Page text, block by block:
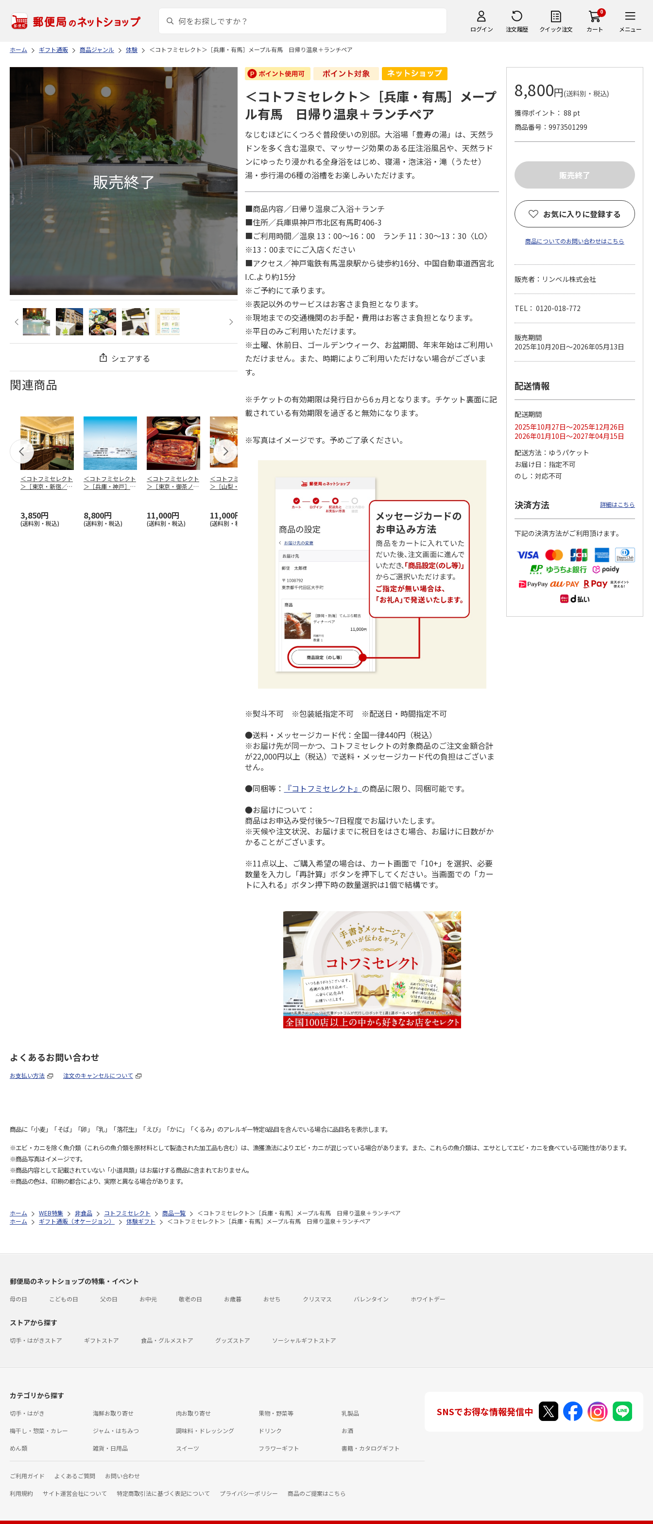
ログイン 注文履歴 クイック注文
0
カート メニュー
ホーム ギフト通販 商品ジャンル 体験 ＜コトフミセレクト＞［兵庫・有馬］メープル有馬 日帰り温泉＋ランチペア
シェアする
関連商品
＜コトフミセレクト
＞［東京・新宿／愛
3,850円
(送料別・税込)
＜コトフミセレクト
＞［兵庫・神戸］Ｔ
8,800円
(送料別・税込)
＜コトフミセレクト
＞［東京・御茶ノ
11,000円
(送料別・税込)
＜コトフミセレクト
＞［山梨・甲府］サ
11,000円
(送料別・税込)
＞［宮城・塩竃］亀
＜コトフミセレクト
＞［三重・鳥羽］鳥
宿泊
110,000円
梅田…
3,300円
(送料別・税込)
ナー
＜コトフミセレクト
ＯＬ…
タ…
＜コトフミセレクト＞［兵庫・有馬］メープ
ル有馬 日帰り温泉＋ランチペア
なじむほどにくつろぐ普段使いの別邸。大浴場「豊寿の湯」は、天然ラ
ドンを多く含む温泉で、マッサージ効果のある圧注浴風呂や、天然ラド
ンにゆったり浸かれる全身浴をはじめ、寝湯・泡沫浴・滝（うたせ）
湯・歩行湯の6種の浴槽をお楽しみいただけます。
■商品内容／日帰り温泉ご入浴＋ランチ
■住所／兵庫県神戸市北区有馬町406-3
■ご利用時間／温泉 13：00～16：00 ランチ 11：30～13：30〈LO〉
※13：00までにご入店ください
■アクセス／神戸電鉄有馬温泉駅から徒歩約16分、中国自動車道西宮北
I.C.より約15分
※ご予約にて承ります。
※表記以外のサービスはお客さま負担となります。
※現地までの交通機関のお手配・費用はお客さま負担となります。
※平日のみご利用いただけます。
※土曜、休前日、ゴールデンウィーク、お盆期間、年末年始はご利用い
ただけません。また、時期によりご利用いただけない場合がございま
す。
※チケットの有効期限は発行日から6ヵ月となります。チケット裏面に記
載されている有効期限を過ぎると無効になります。
※写真はイメージです。予めご了承ください。
※熨斗不可 ※包装紙指定不可 ※配送日・時間指定不可
●送料・メッセージカード代：全国一律440円（税込）
※お届け先が同一かつ、コトフミセレクトの対象商品のご注文金額合計
が22,000円以上（税込）で送料・メッセージカード代の負担はございま
せん。
●同梱等：
『コトフミセレクト』 の商品に限り、同梱可能です。
●お届けについて：
商品はお申込み受付後5～7日程度でお届けいたします。
※天候や注文状況、お届けまでに祝日をはさむ場合、お届けに日数がか
かることがございます。
※11点以上、ご購入希望の場合は、カート画面で「10+」を選択、必要
数量を入力し「再計算」ボタンを押下してください。当画面での「カー
トに入れる」ボタン押下時の数量選択は1個で結構です。
8,800円(送料別・税込)
獲得ポイント： 88 pt
商品番号
9973501299
お気に入りに登録する
商品についてのお問い合わせはこちら
販売者：リンベル株式会社
TEL： 0120-018-772
販売期間
2025年10月20日～2026年05月13日
配送情報
配送期間
2025年10月27日～2025年12月26日
2026年01月10日～2027年04月15日
配送方法
ゆうパケット
お届け日
指定不可
のし
対応不可
決済方法 詳細はこちら
下記の決済方法がご利用頂けます。
よくあるお問い合わせ
お支払い方法 注文のキャンセルについて
商品に「小麦」「そば」「卵」「乳」「落花生」「えび」「かに」「くるみ」のアレルギー特定8品目を含んでいる場合に品目名を表示します。
※エビ・カニを除く魚介類（これらの魚介類を原材料として製造された加工品も含む）は、漁獲漁法によりエビ・カニが混じっている場合があります。また、これらの魚介類は、エサとしてエビ・カニを食べている可能性があります。
※商品写真はイメージです。
※商品内容として記載されていない「小道具類」はお届けする商品に含まれておりません。
※商品の色は、印刷の都合により、実際と異なる場合があります。
ホーム WEB特集 非食品 コトフミセレクト 商品一覧
＜コトフミセレクト＞［兵庫・有馬］メープル有馬 日帰り温泉＋ランチペア
ホーム
ギフト通販（オケージョン） 体験ギフト ＜コトフミセレクト＞［兵庫・有馬］メープル有馬 日帰り温泉＋ランチペア
郵便局のネットショップの特集・イベント
母の日 こどもの日 父の日 お中元 敬老の日 お歳暮 おせち クリスマス バレンタイン ホワイトデー
ストアから探す
切手・はがきストア ギフトストア 食品・グルメストア グッズストア ソーシャルギフトストア
カテゴリから探す
切手・はがき 海鮮お取り寄せ 肉お取り寄せ 果物・野菜等 乳製品
梅干し・惣菜・カレー ジャム・はちみつ 調味料・ドレッシング ドリンク お酒
めん類 雑貨・日用品 スイーツ フラワーギフト 書籍・カタログギフト
ご利用ガイド よくあるご質問 お問い合わせ
利用規約 サイト運営会社について 特定商取引法に基づく表記について プライバシーポリシー 商品のご提案はこちら
SNSでお得な情報発信中